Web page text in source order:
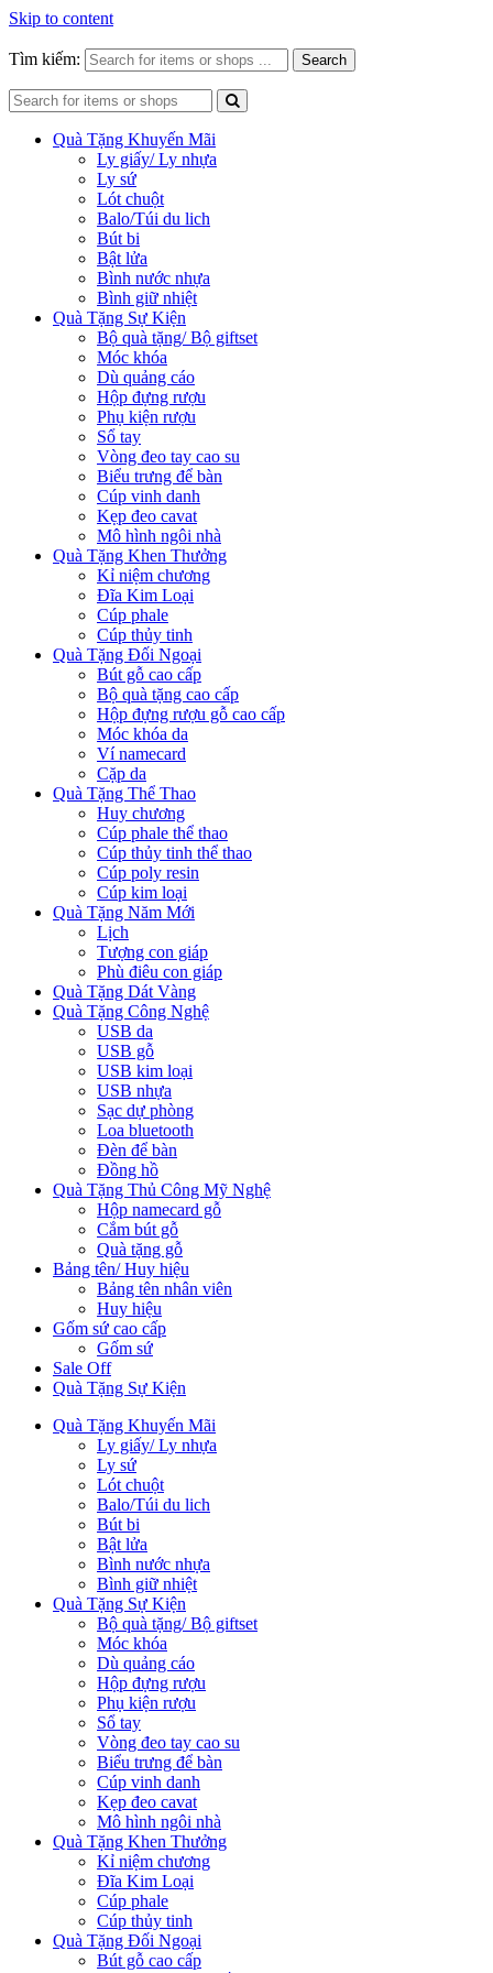
Skip to content
Tìm kiếm: Search
Quà Tặng Khuyến Mãi
Ly giấy/ Ly nhựa
Ly sứ
Lót chuột
Balo/Túi du lich
Bút bi
Bật lửa
Bình nước nhựa
Bình giữ nhiệt
Quà Tặng Sự Kiện
Bộ quà tặng/ Bộ giftset
Móc khóa
Dù quảng cáo
Hộp đựng rượu
Phụ kiện rượu
Sổ tay
Vòng đeo tay cao su
Biểu trưng để bàn
Cúp vinh danh
Kẹp đeo cavat
Mô hình ngôi nhà
Quà Tặng Khen Thưởng
Kỉ niệm chương
Đĩa Kim Loại
Cúp phale
Cúp thủy tinh
Quà Tặng Đối Ngoại
Bút gỗ cao cấp
Bộ quà tặng cao cấp
Hộp đựng rượu gỗ cao cấp
Móc khóa da
Ví namecard
Cặp da
Quà Tặng Thể Thao
Huy chương
Cúp phale thể thao
Cúp thủy tinh thể thao
Cúp poly resin
Cúp kim loại
Quà Tặng Năm Mới
Lịch
Tượng con giáp
Phù điêu con giáp
Quà Tặng Dát Vàng
Quà Tặng Công Nghệ
USB da
USB gỗ
USB kim loại
USB nhựa
Sạc dự phòng
Loa bluetooth
Đèn để bàn
Đồng hồ
Quà Tặng Thủ Công Mỹ Nghệ
Hộp namecard gỗ
Cắm bút gỗ
Quà tặng gỗ
Bảng tên/ Huy hiệu
Bảng tên nhân viên
Huy hiệu
Gốm sứ cao cấp
Gốm sứ
Sale Off
Quà Tặng Sự Kiện
Quà Tặng Khuyến Mãi
Ly giấy/ Ly nhựa
Ly sứ
Lót chuột
Balo/Túi du lich
Bút bi
Bật lửa
Bình nước nhựa
Bình giữ nhiệt
Quà Tặng Sự Kiện
Bộ quà tặng/ Bộ giftset
Móc khóa
Dù quảng cáo
Hộp đựng rượu
Phụ kiện rượu
Sổ tay
Vòng đeo tay cao su
Biểu trưng để bàn
Cúp vinh danh
Kẹp đeo cavat
Mô hình ngôi nhà
Quà Tặng Khen Thưởng
Kỉ niệm chương
Đĩa Kim Loại
Cúp phale
Cúp thủy tinh
Quà Tặng Đối Ngoại
Bút gỗ cao cấp